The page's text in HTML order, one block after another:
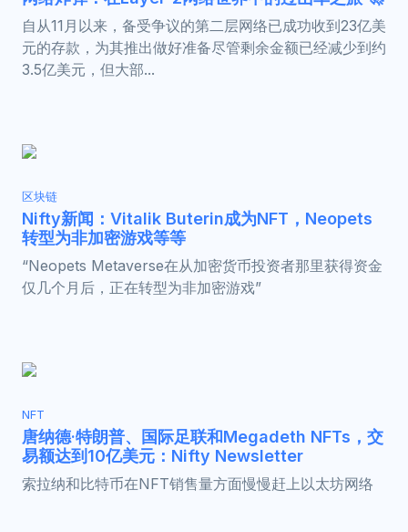
自从11月以来，备受争议的第二层网络已成功收到23亿美
元的存款，为其推出做好准备尽管剩余金额已经减少到约
3.5亿美元，但大部...
区块链
Nifty新闻：Vitalik Buterin成为NFT，Neopets
转型为非加密游戏等等
“Neopets Metaverse在从加密货币投资者那里获得资金
仅几个月后，正在转型为非加密游戏”
NFT
唐纳德·特朗普、国际足联和Megadeth NFTs，交
易额达到10亿美元：Nifty Newsletter
索拉纳和比特币在NFT销售量方面慢慢赶上以太坊网络